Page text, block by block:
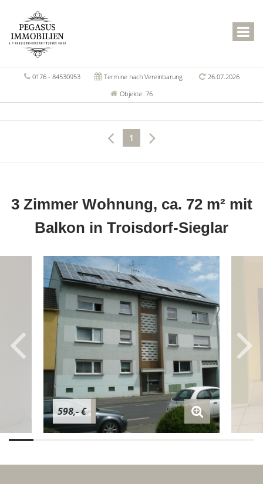
0176 - 84530953 Termine nach Vereinbarung
26.07.2026
Objekte: 76
1
3 Zimmer Wohnung, ca. 72 m² mit
Balkon in Troisdorf-Sieglar
598,- €